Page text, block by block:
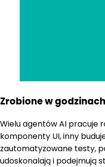
Zrobione w godzinach
Wielu agentów AI pracuje
komponenty UI, inny
zautomatyzowane testy,
udoskonalają i podejmują